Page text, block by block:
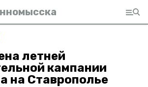
летней
кампании
на Ставрополье